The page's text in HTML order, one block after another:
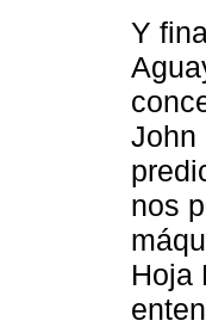
Y
John
nos
Hoja